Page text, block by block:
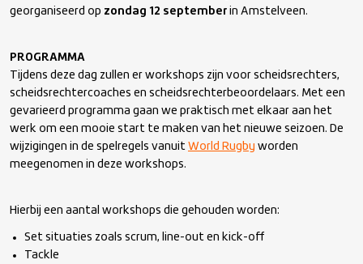
georganiseerd op zondag 12 september in Amstelveen.
PROGRAMMA
Tijdens deze dag zullen er workshops zijn voor scheidsrechters,
scheidsrechtercoaches en scheidsrechterbeoordelaars. Met een
gevarieerd programma gaan we praktisch met elkaar aan het
werk om een mooie start te maken van het nieuwe seizoen. De
wijzigingen in de spelregels vanuit World Rugby worden
meegenomen in deze workshops.
Hierbij een aantal workshops die gehouden worden:
Set situaties zoals scrum, line-out en kick-off
Tackle